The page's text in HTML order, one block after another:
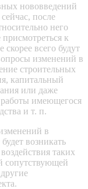
нововведений
после
него
к
всего будут
изменений в
строительных
капитальный
или даже
имеющегося
и т. п.
в
возникать
таких
сопутствующей